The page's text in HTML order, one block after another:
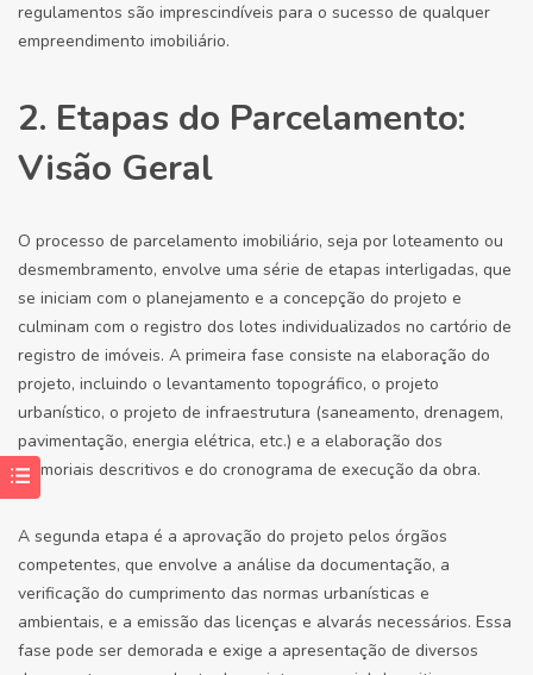
regulamentos são imprescindíveis para o sucesso de qualquer
empreendimento imobiliário.
2. Etapas do Parcelamento:
Visão Geral
O processo de parcelamento imobiliário, seja por loteamento ou
desmembramento, envolve uma série de etapas interligadas, que
se iniciam com o planejamento e a concepção do projeto e
culminam com o registro dos lotes individualizados no cartório de
registro de imóveis. A primeira fase consiste na elaboração do
projeto, incluindo o levantamento topográfico, o projeto
urbanístico, o projeto de infraestrutura (saneamento, drenagem,
pavimentação, energia elétrica, etc.) e a elaboração dos
memoriais descritivos e do cronograma de execução da obra.
A segunda etapa é a aprovação do projeto pelos órgãos
competentes, que envolve a análise da documentação, a
verificação do cumprimento das normas urbanísticas e
ambientais, e a emissão das licenças e alvarás necessários. Essa
fase pode ser demorada e exige a apresentação de diversos